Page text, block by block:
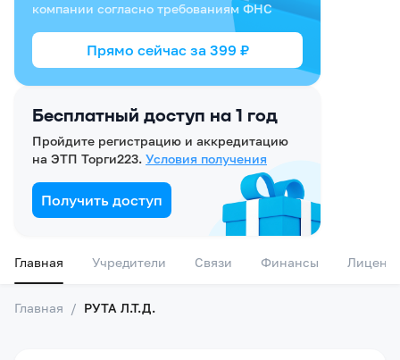
Бесплатный доступ на 1 год
Пройдите регистрацию и аккредитацию
на ЭТП Торги223. Условия получения
Получить доступ
компании согласно требованиям ФНС
Прямо сейчас за 399 ₽
Главная Учредители Связи Финансы
Главная / РУТА Л.Т.Д.